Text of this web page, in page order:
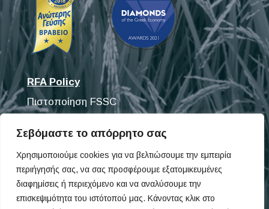
Σεβόμαστε το απόρρητο σας
Χρησιμοποιούμε cookies για να βελτιώσουμε την εμπειρία
περιήγησής σας, να σας προσφέρουμε εξατομικευμένες
διαφημίσεις ή περιεχόμενο και να αναλύσουμε την
επισκεψιμότητα του ιστότοπού μας. Κάνοντας κλικ στο
RFA Policy
Πιστοποίηση FSSC
Ανακαλύψτε τα προϊόντα μας
Fisifoods
Omega Pet